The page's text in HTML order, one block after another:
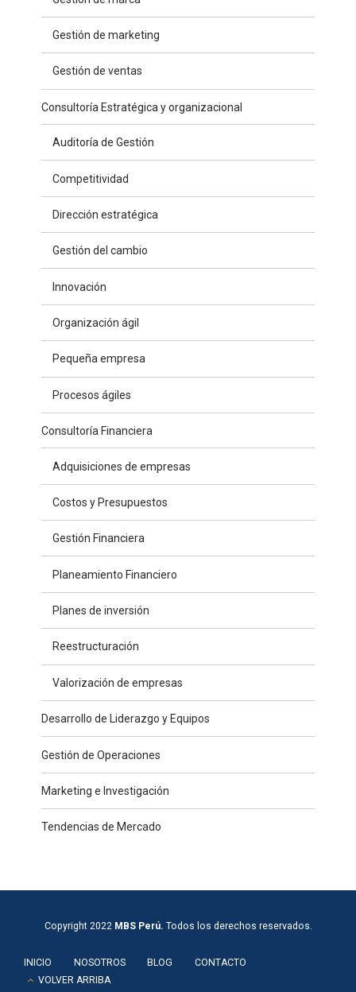
Gestión de marketing
Gestión de ventas
Consultoría Estratégica y organizacional
Auditoría de Gestión
Competitividad
Dirección estratégica
Gestión del cambio
Innovación
Organización ágil
Pequeña empresa
Procesos ágiles
Consultoría Financiera
Adquisiciones de empresas
Costos y Presupuestos
Gestión Financiera
Planeamiento Financiero
Planes de inversión
Reestructuración
Valorización de empresas
Desarrollo de Liderazgo y Equipos
Gestión de Operaciones
Marketing e Investigación
Tendencias de Mercado
Copyright 2022 MBS Perú. Todos los derechos reservados.
INICIO NOSOTROS BLOG
CONTACTO
VOLVER ARRIBA